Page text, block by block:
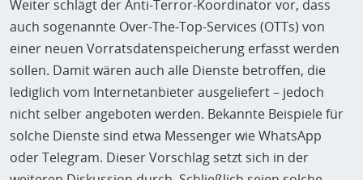
Weiter schlägt der Anti-Terror-Koordinator vor, dass
auch sogenannte Over-The-Top-Services (OTTs) von
einer neuen Vorratsdatenspeicherung erfasst werden
sollen. Damit wären auch alle Dienste betroffen, die
lediglich vom Internetanbieter ausgeliefert – jedoch
nicht selber angeboten werden. Bekannte Beispiele für
solche Dienste sind etwa Messenger wie WhatsApp
oder Telegram. Dieser Vorschlag setzt sich in der